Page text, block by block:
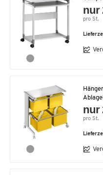
nur
pro St.
nur
pro St.